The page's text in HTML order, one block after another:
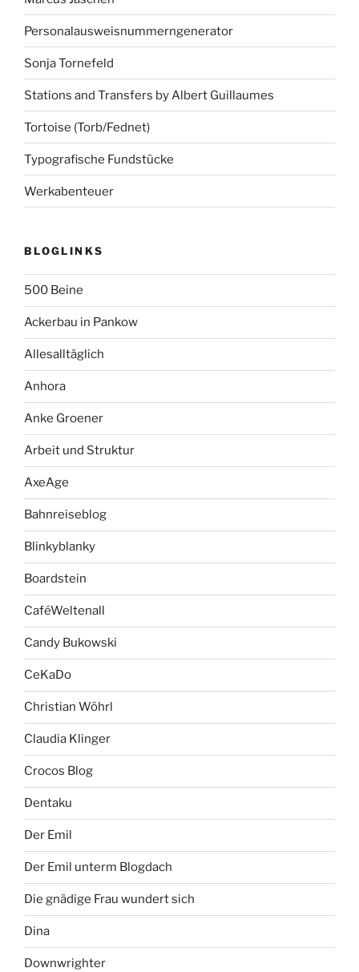
Personalausweisnummerngenerator
Sonja Tornefeld
Stations and Transfers by Albert Guillaumes
Tortoise (Torb/Fednet)
Typografische Fundstücke
Werkabenteuer
BLOGLINKS
500 Beine
Ackerbau in Pankow
Allesalltäglich
Anhora
Anke Groener
Arbeit und Struktur
AxeAge
Bahnreiseblog
Blinkyblanky
Boardstein
CaféWeltenall
Candy Bukowski
CeKaDo
Christian Wöhrl
Claudia Klinger
Crocos Blog
Dentaku
Der Emil
Der Emil unterm Blogdach
Die gnädige Frau wundert sich
Dina
Downwrighter